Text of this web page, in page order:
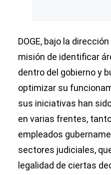
DOGE, bajo la
misión de identificar
dentro del gobierno y
optimizar su
sus iniciativas han
en varias frentes,
empleados
sectores judiciales,
legalidad de ciertas